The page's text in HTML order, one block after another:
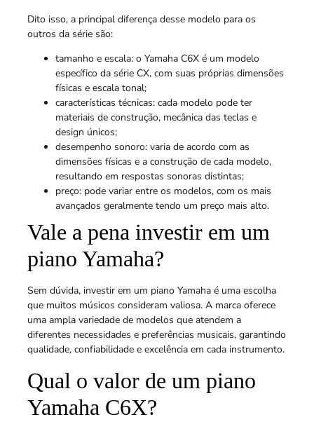
Dito isso, a principal diferença desse modelo para os
outros da série são:
tamanho e escala: o Yamaha C6X é um modelo
específico da série CX, com suas próprias dimensões
físicas e escala tonal;
características técnicas: cada modelo pode ter
materiais de construção, mecânica das teclas e
design únicos;
desempenho sonoro: varia de acordo com as
dimensões físicas e a construção de cada modelo,
resultando em respostas sonoras distintas;
preço: pode variar entre os modelos, com os mais
avançados geralmente tendo um preço mais alto.
Vale a pena investir em um
piano Yamaha?
Sem dúvida, investir em um piano Yamaha é uma escolha
que muitos músicos consideram valiosa. A marca oferece
uma ampla variedade de modelos que atendem a
diferentes necessidades e preferências musicais, garantindo
qualidade, confiabilidade e excelência em cada instrumento.
Qual o valor de um piano
Yamaha C6X?